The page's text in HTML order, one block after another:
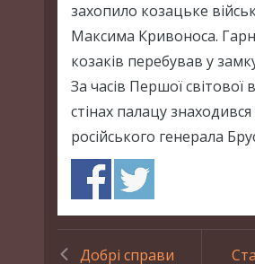
захопило козацьке
Максима Кривоноса.
козаків перебував у
За часів Першої світової
стінах палацу
російського генерала
Добрі справи